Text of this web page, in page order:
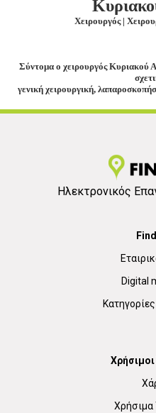
Χειρουργός |
Σύντομα ο χειρουργός Κυριακού
γενική χειρουργική,
Ηλεκτρονικός
Digital